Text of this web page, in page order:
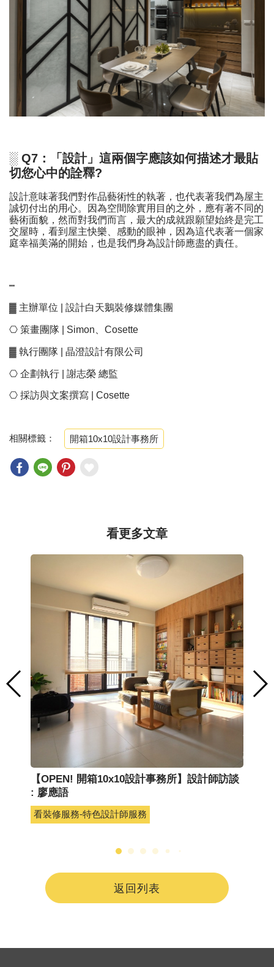
░ Q7：「設計」這兩個字應該如何描述才最貼
切您心中的詮釋?
設計意味著我們對作品藝術性的執著，也代表著我們為屋主
誠切付出的用心。因為空間除實用目的之外，應有著不同的
藝術面貌，然而對我們而言，最大的成就跟願望始終是完工
交屋時，看到屋主快樂、感動的眼神，因為這代表著一個家
庭幸福美滿的開始，也是我們身為設計師應盡的責任。
┅
▓ 主辦單位 | 設計白天鵝裝修媒體集團
⎔ 策畫團隊 | Simon、Cosette
▓ 執行團隊 | 晶澄設計有限公司
⎔ 企劃執行 | 謝志榮 總監
⎔ 採訪與文案撰寫 | Cosette
相關標籤： 開箱10x10設計事務所
看更多文章
【OPEN! 開箱10x10設計事務所】設計師訪談
: 廖應語
看裝修服務-特色設計師服務
返回列表